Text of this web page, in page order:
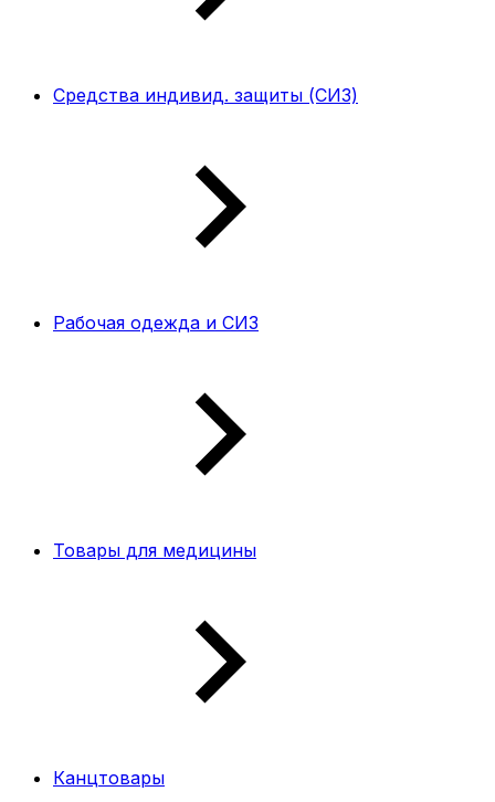
Средства индивид. защиты (СИЗ)
Рабочая одежда и СИЗ
Товары для медицины
Канцтовары